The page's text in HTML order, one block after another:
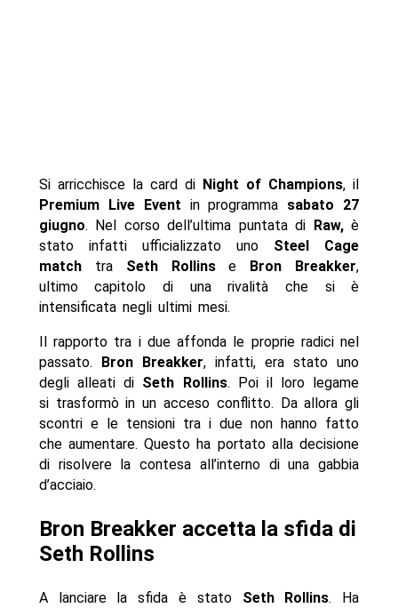
Si arricchisce la card di Night of Champions, il
Premium Live Event in programma sabato 27
giugno. Nel corso dell’ultima puntata di Raw,è
stato infatti ufficializzato uno Steel Cage
matchtra Seth Rollinse Bron Breakker,
ultimo capitolo di una rivalità che si è
intensificata negli ultimi mesi.
Il rapporto tra i due affonda le proprie radici nel
passato. Bron Breakker, infatti, era stato uno
degli alleati di Seth Rollins. Poi il loro legame
si trasformò in un acceso conflitto. Da allora gli
scontri e le tensioni tra i due non hanno fatto
che aumentare. Questo ha portato alla decisione
di risolvere la contesa all’interno di una gabbia
d’acciaio.
Bron Breakker accetta la sfida di
Seth Rollins
A lanciare la sfida è stato Seth Rollins. Ha